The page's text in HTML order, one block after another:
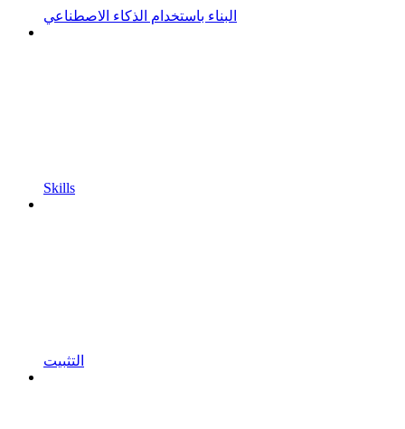
البناء باستخدام الذكاء الاصطناعي
Skills
التثبيت